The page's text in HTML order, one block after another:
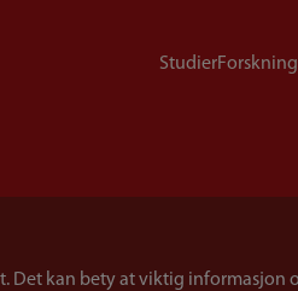
StudierForskning
Det kan bety at viktig informasjon